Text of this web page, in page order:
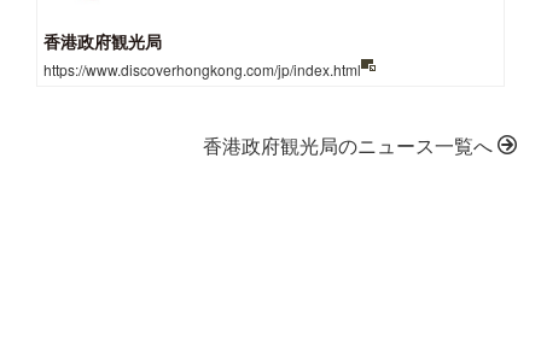
香港政府観光局
https://www.discoverhongkong.com/jp/index.html
香港政府観光局のニュース一覧へ